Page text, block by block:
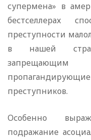
супермена» в
бестселлерах
преступности
в нашей
преступников.
Особенно
подражание